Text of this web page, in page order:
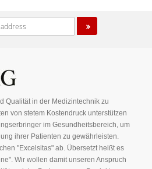
Qualität in der Medizintechnik zu
von stetem Kostendruck unterstützen
im Gesundheitsbereich, um
ihrer Patienten zu gewährleisten.
"Excelsitas" ab. Übersetzt heißt es
Wir wollen damit unseren Anspruch